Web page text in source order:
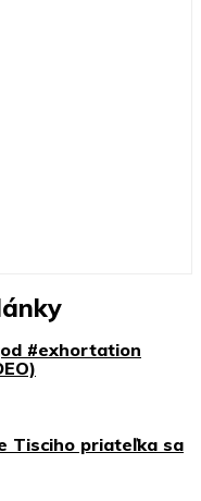
#exhortation
Tisciho priateľka sa